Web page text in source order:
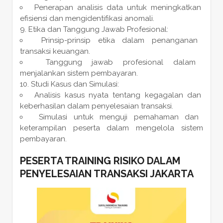
Penerapan analisis data untuk meningkatkan
efisiensi dan mengidentifikasi anomali.
Etika dan Tanggung Jawab Profesional:
Prinsip-prinsip etika dalam penanganan
transaksi keuangan.
Tanggung jawab profesional dalam
menjalankan sistem pembayaran.
Studi Kasus dan Simulasi:
Analisis kasus nyata tentang kegagalan dan
keberhasilan dalam penyelesaian transaksi.
Simulasi untuk menguji pemahaman dan
keterampilan peserta dalam mengelola sistem
pembayaran.
PESERTATRAINING RISIKO DALAM
PENYELESAIAN TRANSAKSI JAKARTA